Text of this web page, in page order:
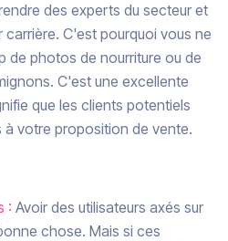
des experts du secteur et
carrière. C'est pourquoi vous ne
de photos de nourriture ou de
C'est une excellente
que les clients potentiels
votre proposition de vente.
: Avoir des utilisateurs axés sur
chose. Mais si ces